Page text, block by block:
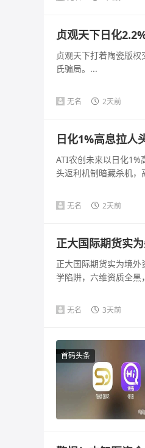
贞观天下日化
贞观天下打着陶瓷版
氏骗局。...
无名 2天前
日化1%高息拉人
ATI农创未来以日化1%
头返利机制暗藏杀机
无名 2天前
正大国际期货实
正大国际期货实为境
学陷阱，六维资质全黑
无名 3天前
首码头条